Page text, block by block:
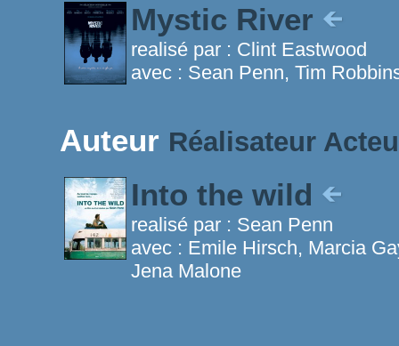
Mystic River
realisé par : Clint Eastwood
avec : Sean Penn, Tim
Auteur Réalisateur
Into the wild
realisé par : Sean Penn
avec : Emile Hirsch, Marcia
Jena Malone